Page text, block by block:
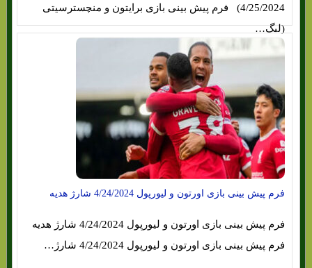
4/25/2024) فرم پیش بینی بازی برایتون و منچسترسیتی
(لیگ…
فرم پیش بینی بازی اورتون و لیورپول 4/24/2024 شارژ هدیه
فرم پیش بینی بازی اورتون و لیورپول 4/24/2024 شارژ هدیه
فرم پیش بینی بازی اورتون و لیورپول 4/24/2024 شارژ…